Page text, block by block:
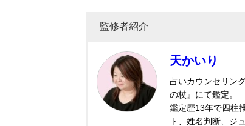
監修者紹介
天かいり
占いカウンセリン
の杖』にて鑑定。
鑑定歴13年で四柱
ト、姓名判断、ジ